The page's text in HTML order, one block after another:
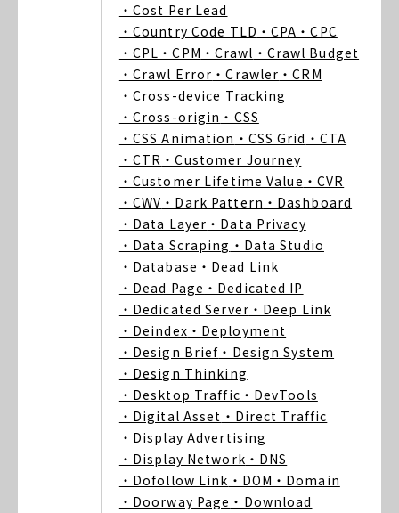
・Cost Per Lead
・Country Code TLD ・CPA ・CPC
・CPL ・CPM ・Crawl ・Crawl Budget
・Crawl Error ・Crawler ・CRM
・Cross-device Tracking
・Cross-origin ・CSS
・CSS Animation ・CSS Grid ・CTA
・CTR ・Customer Journey
・Customer Lifetime Value ・CVR
・CWV ・Dark Pattern ・Dashboard
・Data Layer ・Data Privacy
・Data Scraping ・Data Studio
・Database ・Dead Link
・Dead Page ・Dedicated IP
・Dedicated Server ・Deep Link
・Deindex ・Deployment
・Design Brief ・Design System
・Design Thinking
・Desktop Traffic ・DevTools
・Digital Asset ・Direct Traffic
・Display Advertising
・Display Network ・DNS
・Dofollow Link ・DOM ・Domain
・Doorway Page ・Download